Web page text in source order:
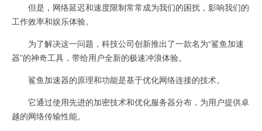
但是，网络延迟和速度限制常常成为我们的困扰，影响我们的
工作效率和娱乐体验。
为了解决这一问题，科技公司创新推出了一款名为“鲨鱼加速
器”的神奇工具，带给用户全新的极速冲浪体验。
鲨鱼加速器的原理和功能是基于优化网络连接的技术。
它通过使用先进的加密技术和优化服务器分布，为用户提供卓
越的网络传输性能。